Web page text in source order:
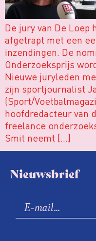
De jury van De Loep
afgetrapt met een
inzendingen. De
Onderzoeksprijs
Nieuwe juryleden
zijn sportjournalist
(Sport/
hoofdredacteur van
freelance
Smit neemt […]
Nieuwsbrief